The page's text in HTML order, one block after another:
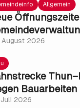
Allgemein
August 2026
2026